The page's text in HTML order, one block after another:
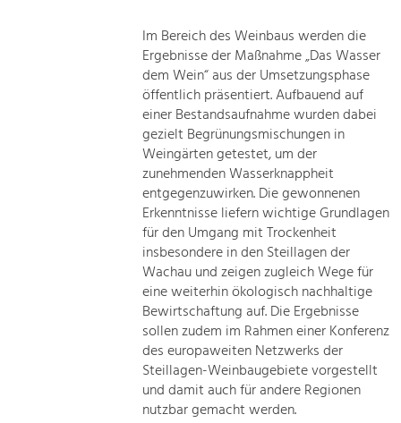
Mobility & Energy
Climate Change, Public Transport and
Increase in Regional Value Added.
Im Bereich des Weinbaus werden die
Ergebnisse der Maßnahme „Das Wasser
dem Wein“ aus der Umsetzungsphase
öffentlich präsentiert. Aufbauend auf
einer Bestandsaufnahme wurden dabei
gezielt Begrünungsmischungen in
Weingärten getestet, um der
zunehmenden Wasserknappheit
entgegenzuwirken. Die gewonnenen
Erkenntnisse liefern wichtige Grundlagen
für den Umgang mit Trockenheit
insbesondere in den Steillagen der
Wachau und zeigen zugleich Wege für
eine weiterhin ökologisch nachhaltige
Bewirtschaftung auf. Die Ergebnisse
sollen zudem im Rahmen einer Konferenz
des europaweiten Netzwerks der
Steillagen-Weinbaugebiete vorgestellt
und damit auch für andere Regionen
nutzbar gemacht werden.